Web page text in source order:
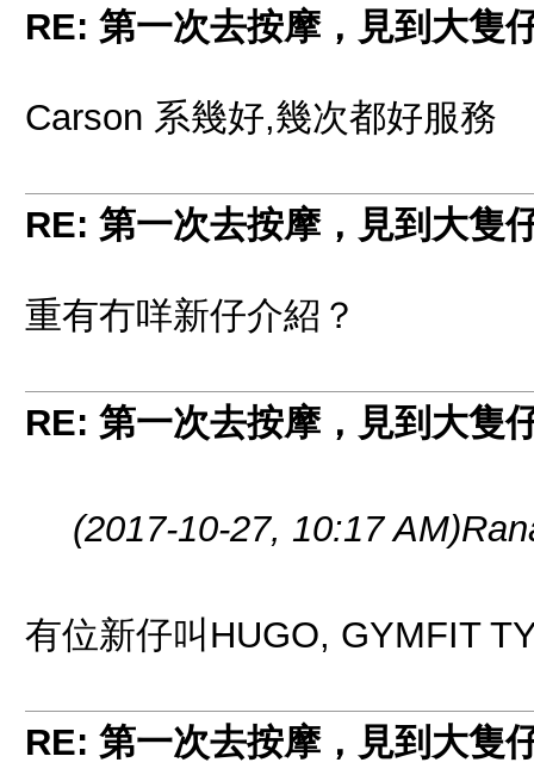
RE: 第一次去按摩，見到大隻
Carson 系幾好,幾次都好服務
RE: 第一次去按摩，見到大隻
重有冇咩新仔介紹？
RE: 第一次去按摩，見到大隻
(2017-10-27, 10:17 AM)
有位新仔叫HUGO, GYMFIT
RE: 第一次去按摩，見到大隻